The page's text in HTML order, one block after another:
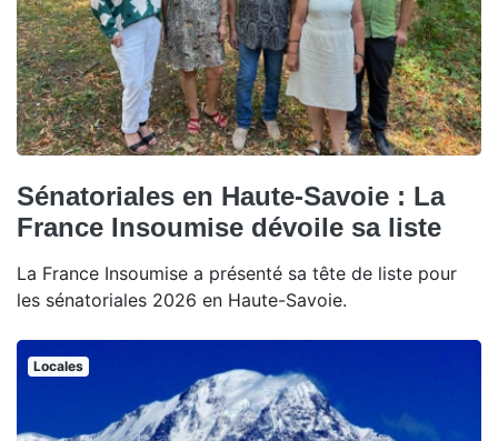
Sénatoriales en Haute-Savoie : La
France Insoumise dévoile sa liste
La France Insoumise a présenté sa tête de liste pour
les sénatoriales 2026 en Haute-Savoie.
Locales